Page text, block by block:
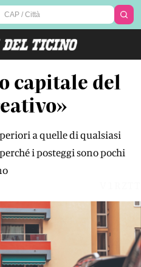
capitale del
a quelle di qualsiasi
i posteggi sono pochi